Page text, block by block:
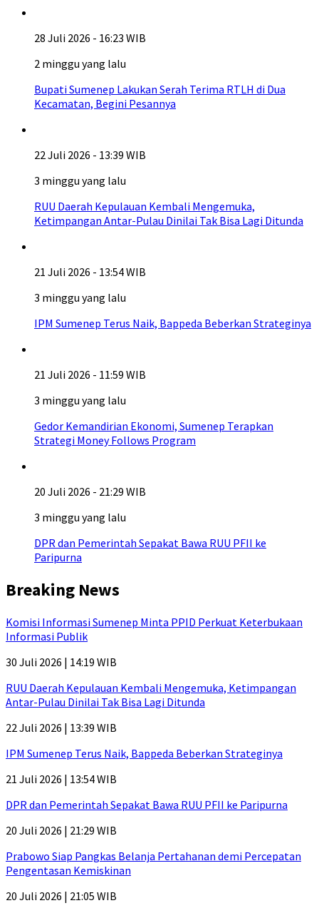
28 Juli 2026 - 16:23 WIB
2 minggu yang lalu
Bupati Sumenep Lakukan Serah Terima RTLH di Dua
Kecamatan, Begini Pesannya
22 Juli 2026 - 13:39 WIB
3 minggu yang lalu
RUU Daerah Kepulauan Kembali Mengemuka,
Ketimpangan Antar-Pulau Dinilai Tak Bisa Lagi Ditunda
21 Juli 2026 - 13:54 WIB
3 minggu yang lalu
IPM Sumenep Terus Naik, Bappeda Beberkan Strateginya
21 Juli 2026 - 11:59 WIB
3 minggu yang lalu
Gedor Kemandirian Ekonomi, Sumenep Terapkan
Strategi Money Follows Program
20 Juli 2026 - 21:29 WIB
3 minggu yang lalu
DPR dan Pemerintah Sepakat Bawa RUU PFII ke
Paripurna
Breaking News
Komisi Informasi Sumenep Minta PPID Perkuat Keterbukaan
Informasi Publik
30 Juli 2026 | 14:19 WIB
RUU Daerah Kepulauan Kembali Mengemuka, Ketimpangan
Antar-Pulau Dinilai Tak Bisa Lagi Ditunda
22 Juli 2026 | 13:39 WIB
IPM Sumenep Terus Naik, Bappeda Beberkan Strateginya
21 Juli 2026 | 13:54 WIB
DPR dan Pemerintah Sepakat Bawa RUU PFII ke Paripurna
20 Juli 2026 | 21:29 WIB
Prabowo Siap Pangkas Belanja Pertahanan demi Percepatan
Pengentasan Kemiskinan
20 Juli 2026 | 21:05 WIB